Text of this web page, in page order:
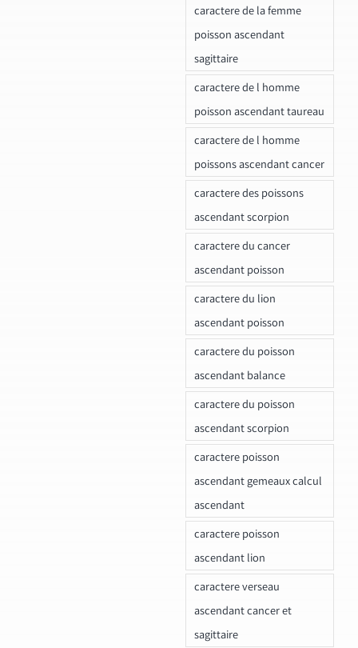
caractere de la femme
poisson ascendant
sagittaire
caractere de l homme
poisson ascendant taureau
caractere de l homme
poissons ascendant cancer
caractere des poissons
ascendant scorpion
caractere du cancer
ascendant poisson
caractere du lion
ascendant poisson
caractere du poisson
ascendant balance
caractere du poisson
ascendant scorpion
caractere poisson
ascendant gemeaux calcul
ascendant
caractere poisson
ascendant lion
caractere verseau
ascendant cancer et
sagittaire